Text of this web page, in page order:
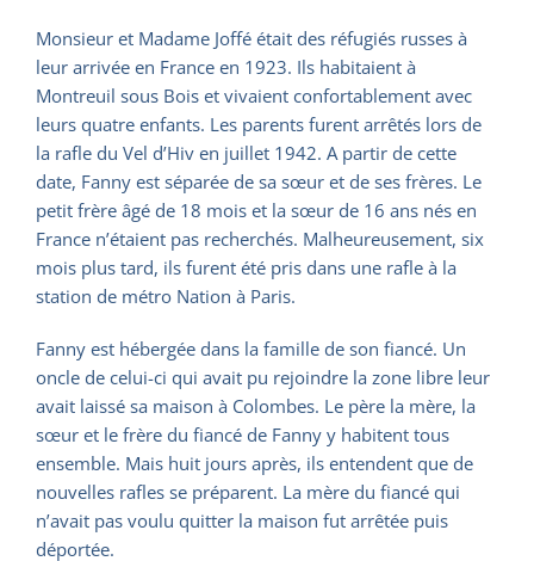
Monsieur et Madame Joffé était des réfugiés russes à
leur arrivée en France en 1923. Ils habitaient à
Montreuil sous Bois et vivaient confortablement avec
leurs quatre enfants. Les parents furent arrêtés lors de
la rafle du Vel d’Hiv en juillet 1942. A partir de cette
date, Fanny est séparée de sa sœur et de ses frères. Le
petit frère âgé de 18 mois et la sœur de 16 ans nés en
France n’étaient pas recherchés. Malheureusement, six
mois plus tard, ils furent été pris dans une rafle à la
station de métro Nation à Paris.
Fanny est hébergée dans la famille de son fiancé. Un
oncle de celui-ci qui avait pu rejoindre la zone libre leur
avait laissé sa maison à Colombes. Le père la mère, la
sœur et le frère du fiancé de Fanny y habitent tous
ensemble. Mais huit jours après, ils entendent que de
nouvelles rafles se préparent. La mère du fiancé qui
n’avait pas voulu quitter la maison fut arrêtée puis
déportée.